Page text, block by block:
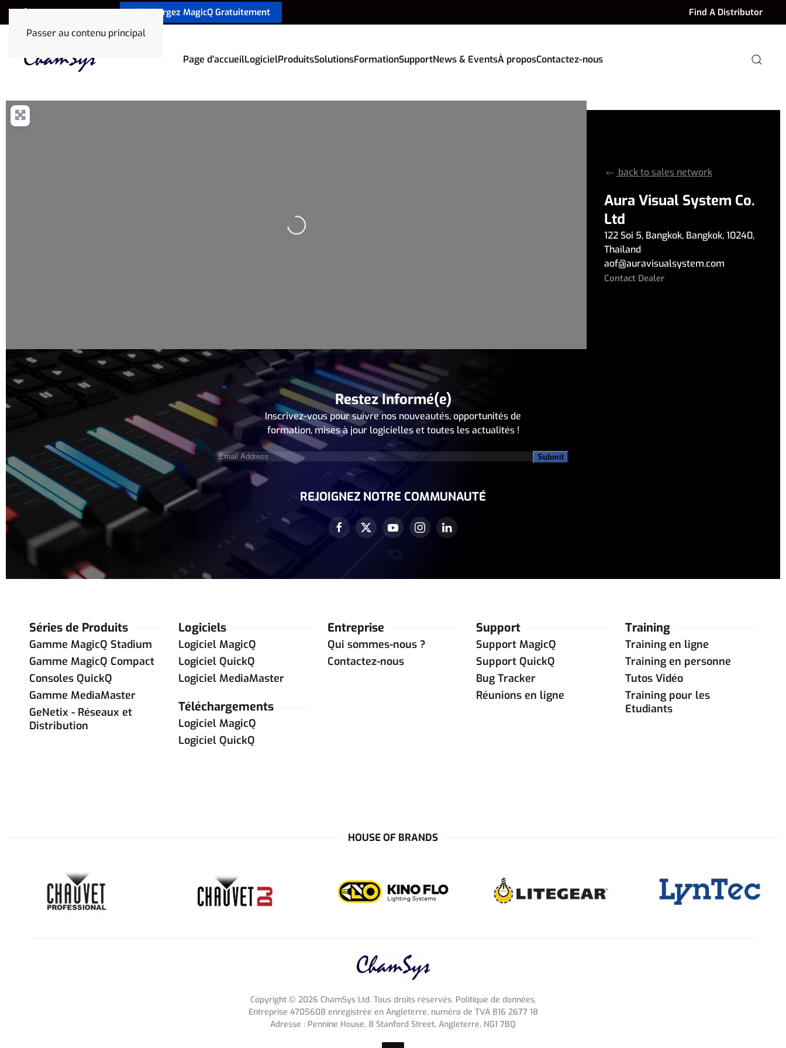
Passer au contenu principal
+33 1 78 85 33 59 Téléchargez MagicQ Gratuitement Find A Distributor
Page d’accueilLogicielProduitsSolutionsFormationSupportNews & EventsÀ proposContactez-nous
Loading...
back to sales network
Aura Visual System Co.
Ltd
122 Soi 5, Bangkok, Bangkok,10240,
Thailand
aof@auravisualsystem.com
Contact Dealer
Restez Informé(e)
Inscrivez-vous pour suivre nos nouveautés, opportunités de
formation, mises à jour logicielles et toutes les actualités !
Email
Address(Nécessaire)
REJOIGNEZ NOTRE COMMUNAUTÉ
Séries de Produits
Gamme MagicQ Stadium
Gamme MagicQ Compact
Consoles QuickQ
Gamme MediaMaster
GeNetix - Réseaux et
Distribution
Logiciels
Logiciel MagicQ
Logiciel QuickQ
Logiciel MediaMaster
Téléchargements
Logiciel MagicQ
Logiciel QuickQ
Entreprise
Qui sommes-nous ?
Contactez-nous
Support
Support MagicQ
Support QuickQ
Bug Tracker
Réunions en ligne
Training
Training en ligne
Training en personne
Tutos Vidéo
Training pour les
Etudiants
HOUSE OF BRANDS
Copyright © 2026 ChamSys Ltd. Tous droits réservés. Politique de données.
Entreprise 4705608 enregistrée en Angleterre, numéro de TVA 816 2677 18
Adresse : Pennine House, 8 Stanford Street, Angleterre, NG1 7BQ